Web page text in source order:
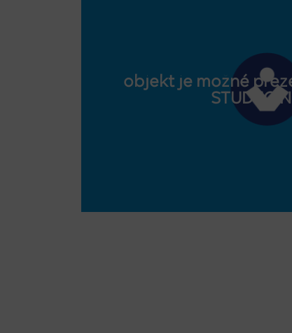
objekt je možné